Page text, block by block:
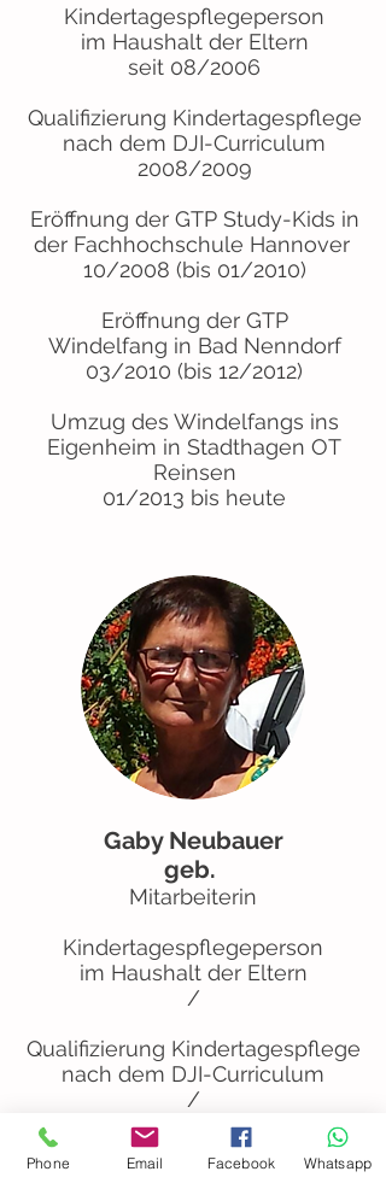
Kindertagespflegeperson
im Haushalt der Eltern
seit 08/2006
Qualifizierung Kindertagespflege
nach dem DJI-Curriculum
2008/2009
Eröffnung der GTP Study-Kids in
der Fachhochschule Hannover
10/2008 (bis 01/2010)
Eröffnung der GTP
Windelfang in Bad Nenndorf
03/2010 (bis 12/2012)
Umzug des Windelfangs ins
Eigenheim in Stadthagen OT
Reinsen
01/2013 bis heute
Gaby Neubauer
geb.
Mitarbeiterin
Kindertagespflegeperson
im Haushalt der Eltern
/
Qualifizierung Kindertagespflege
nach dem DJI-Curriculum
/
Vertretungskraft im Windelfang
05/2016 - 07/2016
Phone Email Facebook Whatsapp